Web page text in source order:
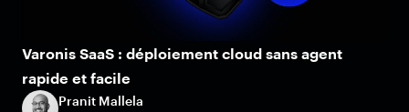
Varonis SaaS : déploiement cloud sans agent
rapide et facile
Pranit Mallela